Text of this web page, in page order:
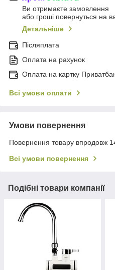
Ви отримаєте замовлення
або гроші повернуться на
Детальніше
Післяплата
Оплата на рахунок
Оплата на картку
Всі умови оплати
Умови повернення
Повернення товару впродовж
Всі умови повернення
Подібні товари компанії